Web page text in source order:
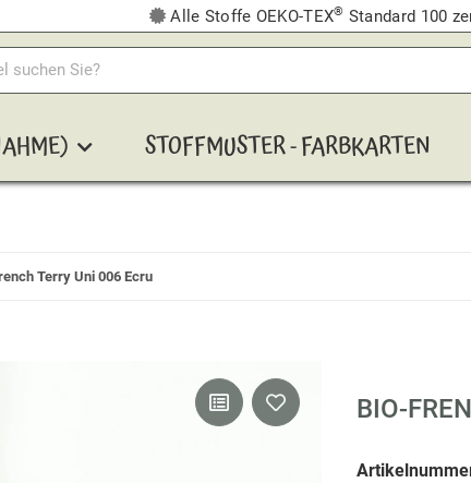
Alle Stoffe OEKO-TEX® Standard 100
STOFFMUSTER - FARBKARTEN
Terry Uni 006 Ecru
BIO-